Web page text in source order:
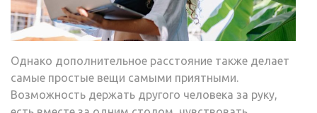
Однако дополнительное расстояние также делает
самые простые вещи самыми приятными.
Возможность держать другого человека за руку,